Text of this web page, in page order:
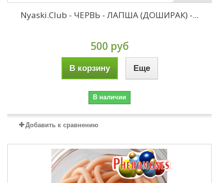
Nyaski.Club - ЧЕРВЬ - ЛАПША (ДОШИРАК) -...
500 руб
В корзину Еще
В наличии
Добавить к сравнению